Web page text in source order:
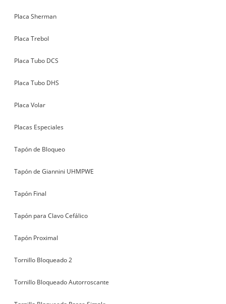
Placa Sherman
Placa Trebol
Placa Tubo DCS
Placa Tubo DHS
Placa Volar
Placas Especiales
Tapón de Bloqueo
Tapón de Giannini UHMPWE
Tapón Final
Tapón para Clavo Cefálico
Tapón Proximal
Tornillo Bloqueado 2
Tornillo Bloqueado Autorroscante